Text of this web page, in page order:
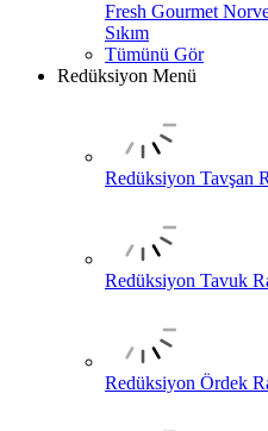
Fresh Gourmet
Sıkım
Tümünü Gör
Redüksiyon Menü
Redüksiyon Tavşan
Redüksiyon Tavuk
Redüksiyon Ördek